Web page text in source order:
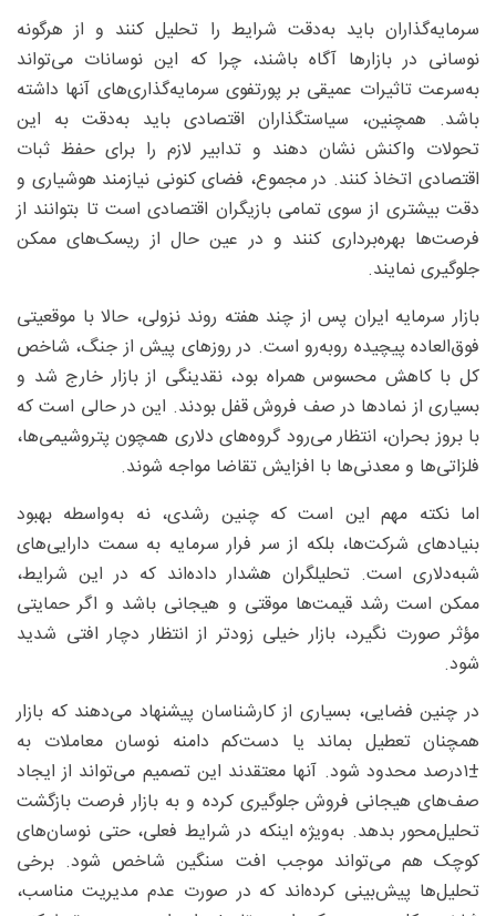
سرمایه‌گذاران باید به‌دقت شرایط را تحلیل کنند و از هرگونه
نوسانی در بازارها آگاه باشند، چرا که این نوسانات می‌تواند
به‌سرعت تاثیرات عمیقی بر پورتفوی سرمایه‌گذاری‌های آنها داشته
باشد. همچنین، سیاستگذاران اقتصادی باید به‌دقت به این
تحولات واکنش نشان دهند و تدابیر لازم را برای حفظ ثبات
اقتصادی اتخاذ کنند. در مجموع، فضای کنونی نیازمند هوشیاری و
دقت بیشتری از سوی تمامی بازیگران اقتصادی است تا بتوانند از
فرصت‌ها بهره‌برداری کنند و در عین حال از ریسک‌های ممکن
جلوگیری نمایند.
بازار سرمایه ایران پس از چند هفته روند نزولی، حالا با موقعیتی
فوق‌العاده پیچیده روبه‌رو است. در روزهای پیش از جنگ، شاخص
کل با کاهش محسوس همراه بود، نقدینگی از بازار خارج شد و
بسیاری از نمادها در صف فروش قفل بودند. این در حالی است که
با بروز بحران، انتظار می‌رود گروه‌های دلاری همچون پتروشیمی‌ها،
فلزاتی‌ها و معدنی‌ها با افزایش تقاضا مواجه شوند.
اما نکته مهم این است که چنین رشدی، نه به‌واسطه بهبود
بنیادهای شرکت‌ها، بلکه از سر فرار سرمایه به سمت دارایی‌های
شبه‌دلاری است. تحلیلگران هشدار داده‌اند که در این شرایط،
ممکن است رشد قیمت‌ها موقتی و هیجانی باشد و اگر حمایتی
مؤثر صورت نگیرد، بازار خیلی زودتر از انتظار دچار افتی شدید
شود.
در چنین فضایی، بسیاری از کارشناسان پیشنهاد می‌دهند که بازار
همچنان تعطیل بماند یا دست‌کم دامنه نوسان معاملات به
±۱‌درصد محدود شود. آنها معتقدند این تصمیم می‌تواند از ایجاد
صف‌های هیجانی فروش جلوگیری کرده و به بازار فرصت بازگشت
تحلیل‌محور بدهد. به‌ویژه اینکه در شرایط فعلی، حتی نوسان‌های
کوچک هم می‌تواند موجب افت سنگین شاخص شود. برخی
تحلیل‌ها پیش‌بینی کرده‌اند که در صورت عدم مدیریت مناسب،